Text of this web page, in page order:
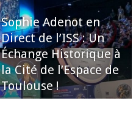
Sophie Adenot en
Direct de l’ISS : Un
Échange Historique à
la Cité de l’Espace de
Toulouse !